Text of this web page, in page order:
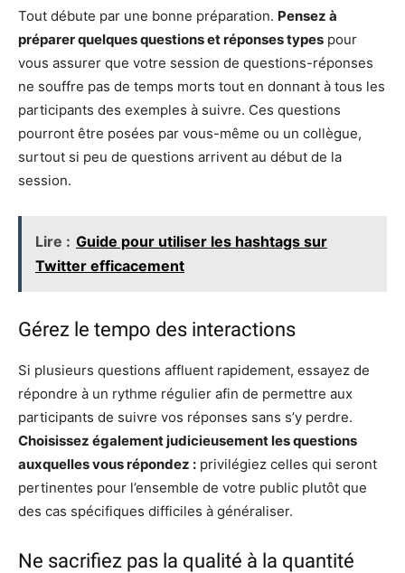
Tout débute par une bonne préparation. Pensez à
préparer quelques questions et réponses types pour
vous assurer que votre session de questions-réponses
ne souffre pas de temps morts tout en donnant à tous les
participants des exemples à suivre. Ces questions
pourront être posées par vous-même ou un collègue,
surtout si peu de questions arrivent au début de la
session.
Lire : Guide pour utiliser les hashtags sur
Twitter efficacement
Gérez le tempo des interactions
Si plusieurs questions affluent rapidement, essayez de
répondre à un rythme régulier afin de permettre aux
participants de suivre vos réponses sans s’y perdre.
Choisissez également judicieusement les questions
auxquelles vous répondez : privilégiez celles qui seront
pertinentes pour l’ensemble de votre public plutôt que
des cas spécifiques difficiles à généraliser.
Ne sacrifiez pas la qualité à la quantité